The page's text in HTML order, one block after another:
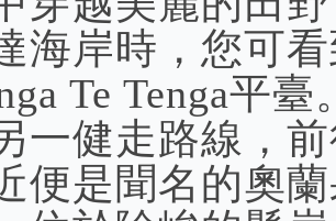
海岸時，您可
Te Tenga平
一健走路線，
便是聞名的奧